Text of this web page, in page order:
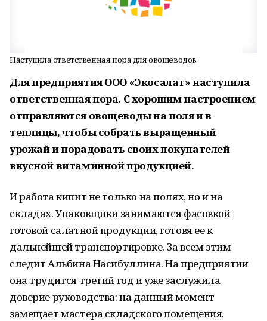
Наступила ответственная пора для овощеводов
Для предприятия ООО «Экосалат» наступила
ответственная пора. С хорошим настроением
отправляются овощеводы на поля и в
теплицы, чтобы собрать выращенный
урожай и порадовать своих покупателей
вкусной витаминной продукцией.
И работа кипит не только на полях, но и на
складах. Упаковщики занимаются фасовкой
готовой салатной продукции, готовя ее к
дальнейшей транспортировке. За всем этим
следит Альбина Насибуллина. На предприятии
она трудится третий год и уже заслужила
доверие руководства: на данный момент
замещает мастера складского помещения.